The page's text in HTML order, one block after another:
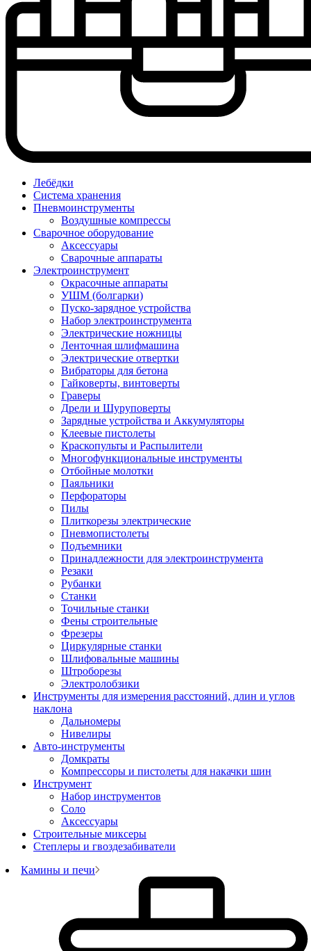
Лебёдки
Система хранения
Пневмоинструменты
Воздушные компрессы
Сварочное оборудование
Аксессуары
Сварочные аппараты
Электроинструмент
Окрасочные аппараты
УШМ (болгарки)
Пуско-зарядное устройства
Набор электроинструмента
Электрические ножницы
Ленточная шлифмашина
Электрические отвертки
Вибраторы для бетона
Гайковерты, винтоверты
Граверы
Дрели и Шуруповерты
Зарядные устройства и Аккумуляторы
Клеевые пистолеты
Краскопульты и Распылители
Многофункциональные инструменты
Отбойные молотки
Паяльники
Перфораторы
Пилы
Плиткорезы электрические
Пневмопистолеты
Подъемники
Принадлежности для электроинструмента
Резаки
Рубанки
Станки
Точильные станки
Фены строительные
Фрезеры
Циркулярные станки
Шлифовальные машины
Штроборезы
Электролобзики
Инструменты для измерения расстояний, длин и углов
наклона
Дальномеры
Нивелиры
Авто-инструменты
Домкраты
Компрессоры и пистолеты для накачки шин
Инструмент
Набор инструментов
Соло
Аксессуары
Строительные миксеры
Степлеры и гвоздезабиватели
Камины и печи